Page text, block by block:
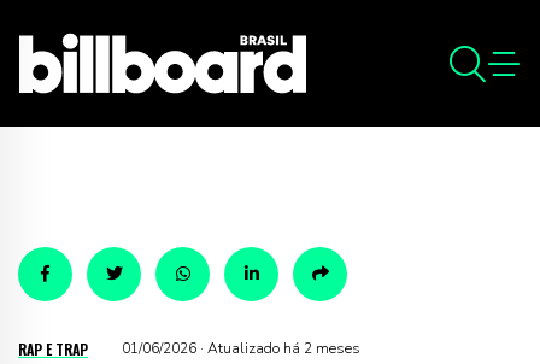
RAP E TRAP 01/06/2026 · Atualizado há 2 meses